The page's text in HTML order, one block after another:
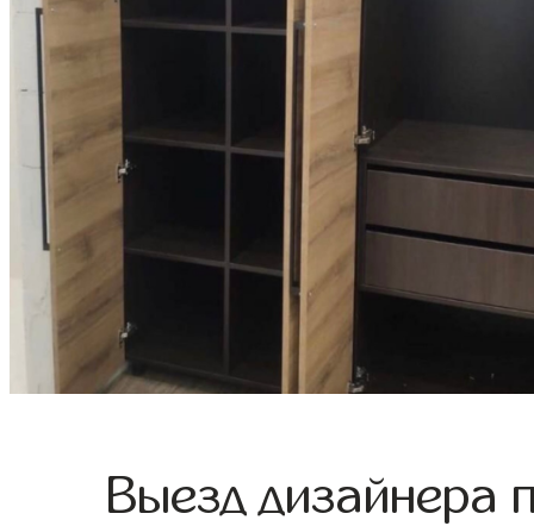
Выезд дизайнера